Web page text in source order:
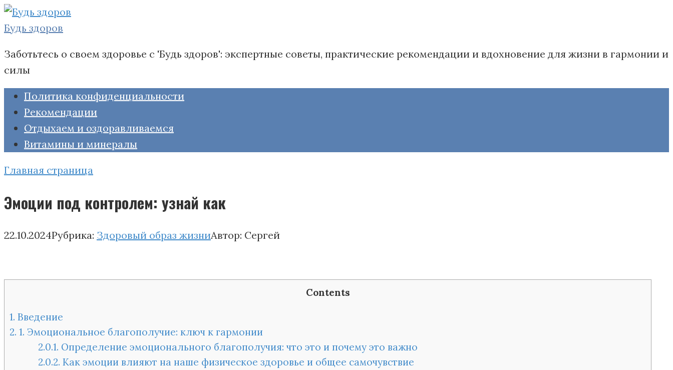
Перейти
к
Будь здоров
Заботьтесь о своем здоровье с 'Будь здоров': экспертные советы, практические рекомендации и вдохновение для жизни в гармонии и
силы
Политика конфиденциальности
Рекомендации
Отдыхаем и оздоравливаемся
Витамины и минералы
Главная страница
Эмоции под контролем: узнай как
22.10.2024Рубрика: Здоровый образ жизниАвтор: Сергей
Contents
1. Введение
2. 1. Эмоциональное благополучие: ключ к гармонии
2.0.1. Определение эмоционального благополучия: что это и почему это важно
2.0.2. Как эмоции влияют на наше физическое здоровье и общее самочувствие